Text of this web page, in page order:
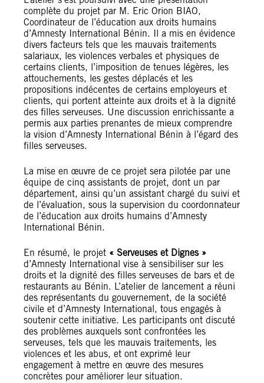
complète du projet par M. Eric Orion BIAO,
Coordinateur de l’éducation aux droits humains
d’Amnesty International Bénin. Il a mis en évidence
divers facteurs tels que les mauvais traitements
salariaux, les violences verbales et physiques de
certains clients, l’imposition de tenues légères, les
attouchements, les gestes déplacés et les
propositions indécentes de certains employeurs et
clients, qui portent atteinte aux droits et à la dignité
des filles serveuses. Une discussion enrichissante a
permis aux parties prenantes de mieux comprendre
la vision d’Amnesty International Bénin à l’égard des
filles serveuses.
La mise en œuvre de ce projet sera pilotée par une
équipe de cinq assistants de projet, dont un par
département, ainsi qu’un assistant chargé du suivi et
de l’évaluation, sous la supervision du coordonnateur
de l’éducation aux droits humains d’Amnesty
International Bénin.
En résumé, le projet « Serveuses et Dignes »
d’Amnesty International vise à sensibiliser sur les
droits et la dignité des filles serveuses de bars et de
restaurants au Bénin. L’atelier de lancement a réuni
des représentants du gouvernement, de la société
civile et d’Amnesty International, tous engagés à
soutenir cette initiative. Les participants ont discuté
des problèmes auxquels sont confrontées les
serveuses, tels que les mauvais traitements, les
violences et les abus, et ont exprimé leur
engagement à mettre en œuvre des mesures
concrètes pour améliorer leur situation.